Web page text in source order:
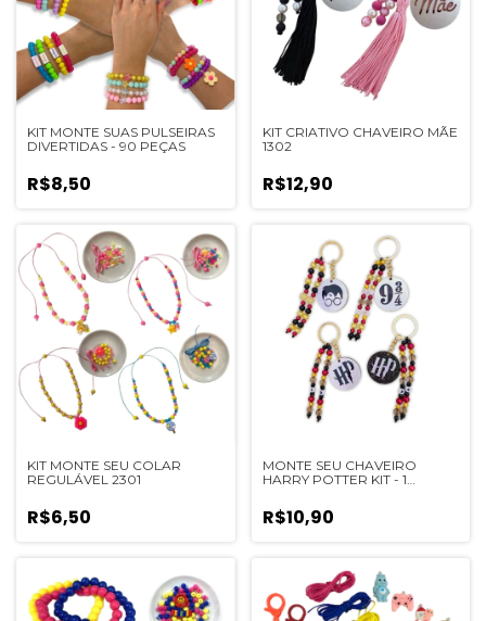
KIT MONTE SUAS PULSEIRAS
DIVERTIDAS - 90 PEÇAS
R$8,50
KIT CRIATIVO CHAVEIRO MÃE
1302
R$12,90
KIT MONTE SEU COLAR
REGULÁVEL 2301
R$6,50
MONTE SEU CHAVEIRO
HARRY POTTER KIT - 1
R$10,90